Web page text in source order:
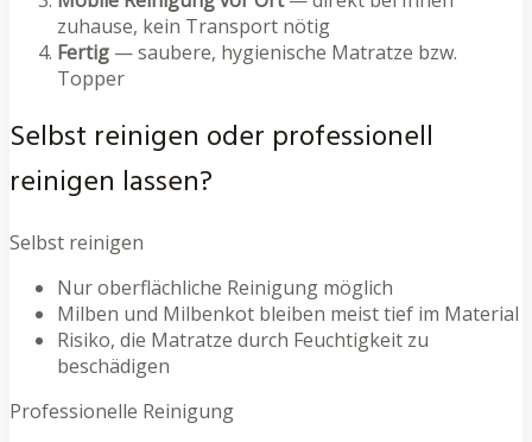
zuhause, kein Transport nötig
Fertig — saubere, hygienische Matratze bzw.
Topper
Selbst reinigen oder professionell
reinigen lassen?
Selbst reinigen
Nur oberflächliche Reinigung möglich
Milben und Milbenkot bleiben meist tief im Material
Risiko, die Matratze durch Feuchtigkeit zu
beschädigen
Professionelle Reinigung